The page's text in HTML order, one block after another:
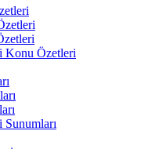
Konu Özetleri
Sunumları